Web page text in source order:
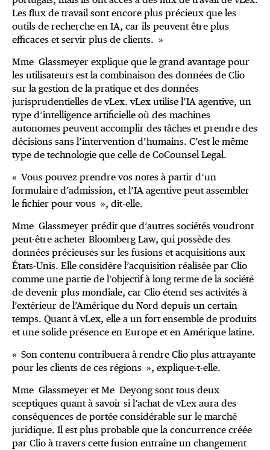
Les flux de travail sont encore plus précieux que les
outils de recherche en IA, car ils peuvent être plus
efficaces et servir plus de clients. »
Mme Glassmeyer explique que le grand avantage pour
les utilisateurs est la combinaison des données de Clio
sur la gestion de la pratique et des données
jurisprudentielles de vLex. vLex utilise l’IA agentive, un
type d’intelligence artificielle où des machines
autonomes peuvent accomplir des tâches et prendre des
décisions sans l’intervention d’humains. C’est le même
type de technologie que celle de CoCounsel Legal.
« Vous pouvez prendre vos notes à partir d’un
formulaire d’admission, et l’IA agentive peut assembler
le fichier pour vous », dit-elle.
Mme Glassmeyer prédit que d’autres sociétés voudront
peut-être acheter Bloomberg Law, qui possède des
données précieuses sur les fusions et acquisitions aux
États-Unis. Elle considère l’acquisition réalisée par Clio
comme une partie de l’objectif à long terme de la société
de devenir plus mondiale, car Clio étend ses activités à
l’extérieur de l’Amérique du Nord depuis un certain
temps. Quant à vLex, elle a un fort ensemble de produits
et une solide présence en Europe et en Amérique latine.
« Son contenu contribuera à rendre Clio plus attrayante
pour les clients de ces régions », explique-t-elle.
Mme Glassmeyer et Me Deyong sont tous deux
sceptiques quant à savoir si l’achat de vLex aura des
conséquences de portée considérable sur le marché
juridique. Il est plus probable que la concurrence créée
par Clio à travers cette fusion entraîne un changement